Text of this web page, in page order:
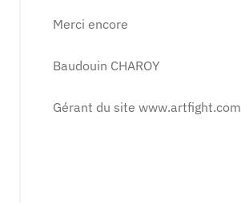
Merci encore
Baudouin CHAROY
Gérant du site www.artfight.com